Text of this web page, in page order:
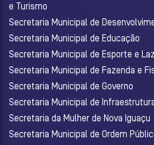
e Turismo
Secretaria Municipal de
Secretaria Municipal de Educação
Secretaria Municipal de Esporte e
Secretaria Municipal de Fazenda e
Secretaria Municipal de Governo
Secretaria Municipal de
Secretaria da Mulher de Nova Iguaçu
Secretaria Municipal de Ordem